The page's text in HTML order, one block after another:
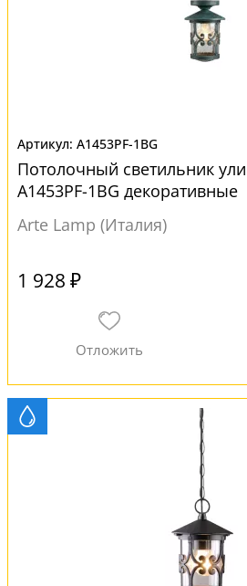
A1453PF-1BG
Потолочный светильник
A1453PF-1BG декоративные
Arte Lamp (Италия)
1 928 ₽